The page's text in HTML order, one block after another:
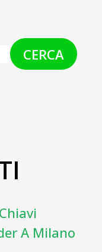
CERCA
A Milano